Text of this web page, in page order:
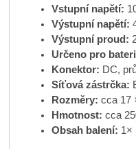
Vstupní napětí:
Výstupní napětí:
Výstupní proud:
Určeno pro
Konektor: DC,
Síťová zástrčka:
Rozměry: cca 17
Hmotnost: cca
Obsah balení: 1×